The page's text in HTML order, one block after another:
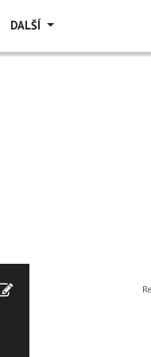
DALŠÍ